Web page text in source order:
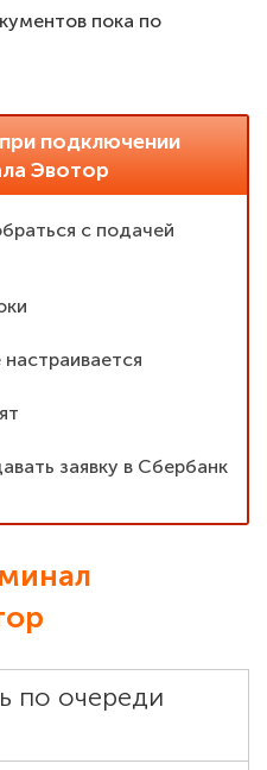
пока по
подключении
Эвотор
с подачей
настраивается
заявку в Сбербанк
по очереди